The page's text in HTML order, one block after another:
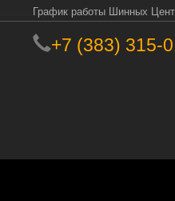
График работы Шинных
+7 (383) 315-